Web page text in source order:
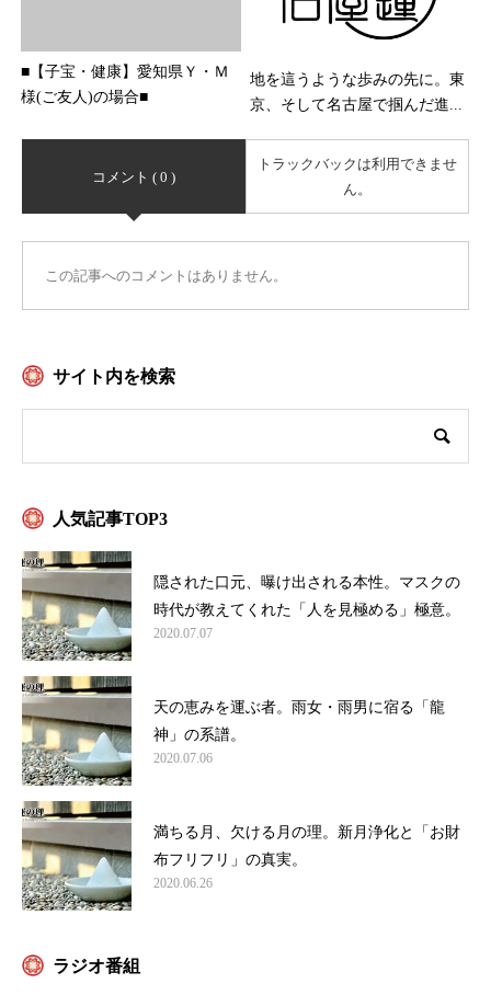
■【子宝・健康】愛知県Ｙ・Ｍ
様(ご友人)の場合■
地を這うような歩みの先に。東
京、そして名古屋で掴んだ進...
コメント ( 0 )
トラックバックは利用できませ
ん。
この記事へのコメントはありません。
サイト内を検索
人気記事TOP3
隠された口元、曝け出される本性。マスクの
時代が教えてくれた「人を見極める」極意。
2020.07.07
天の恵みを運ぶ者。雨女・雨男に宿る「龍
神」の系譜。
2020.07.06
満ちる月、欠ける月の理。新月浄化と「お財
布フリフリ」の真実。
2020.06.26
ラジオ番組